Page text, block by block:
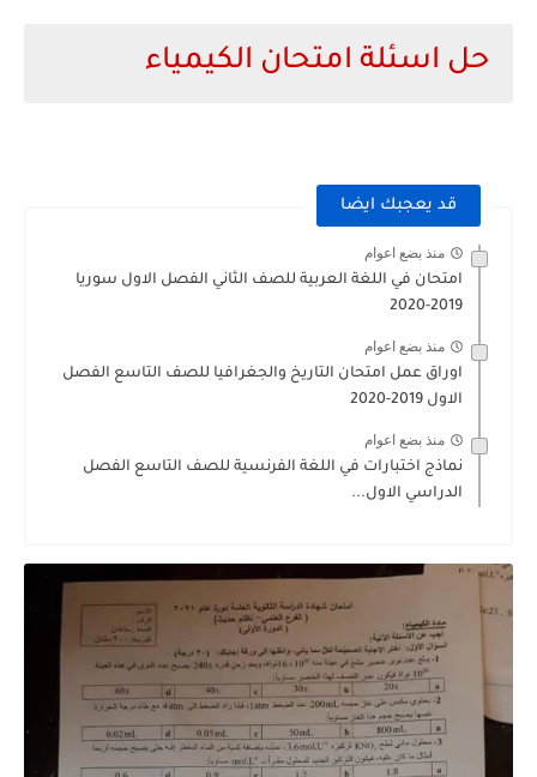
حل اسئلة امتحان الكيمياء
قد يعجبك ايضا
منذ بضع اعوام
امتحان في اللغة العربية للصف الثاني الفصل الاول سوريا
2019-2020
منذ بضع اعوام
اوراق عمل امتحان التاريخ والجغرافيا للصف التاسع الفصل
الاول 2019-2020
منذ بضع اعوام
نماذج اختبارات في اللغة الفرنسية للصف التاسع الفصل
الدراسي الاول...